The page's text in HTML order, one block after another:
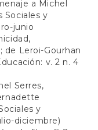
a Michel
Sociales y
junio
de Leroi-Gourhan
v. 2 n. 4
Serres,
y
diciembre)